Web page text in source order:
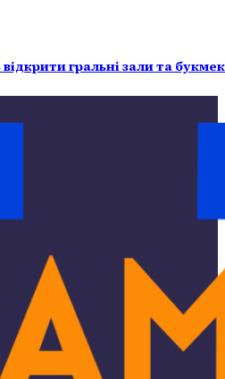
гральні зали та